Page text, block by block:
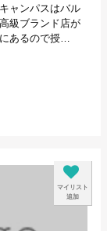
ャンパスはバル
級ブランド店が
あるので授…
マイリスト
追加